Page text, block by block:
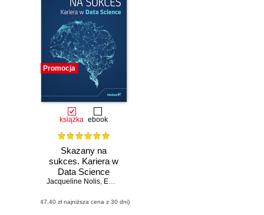
Promocja
książka ebook
Skazany na
sukces. Kariera w
Data Science
Jacqueline Nolis, Emily Robinson
(47,40 zł najniższa cena z 30 dni)